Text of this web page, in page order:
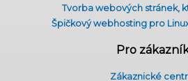
Tvorba webových stránek,
Špičkový webhosting pro
Pro
Zákaznické